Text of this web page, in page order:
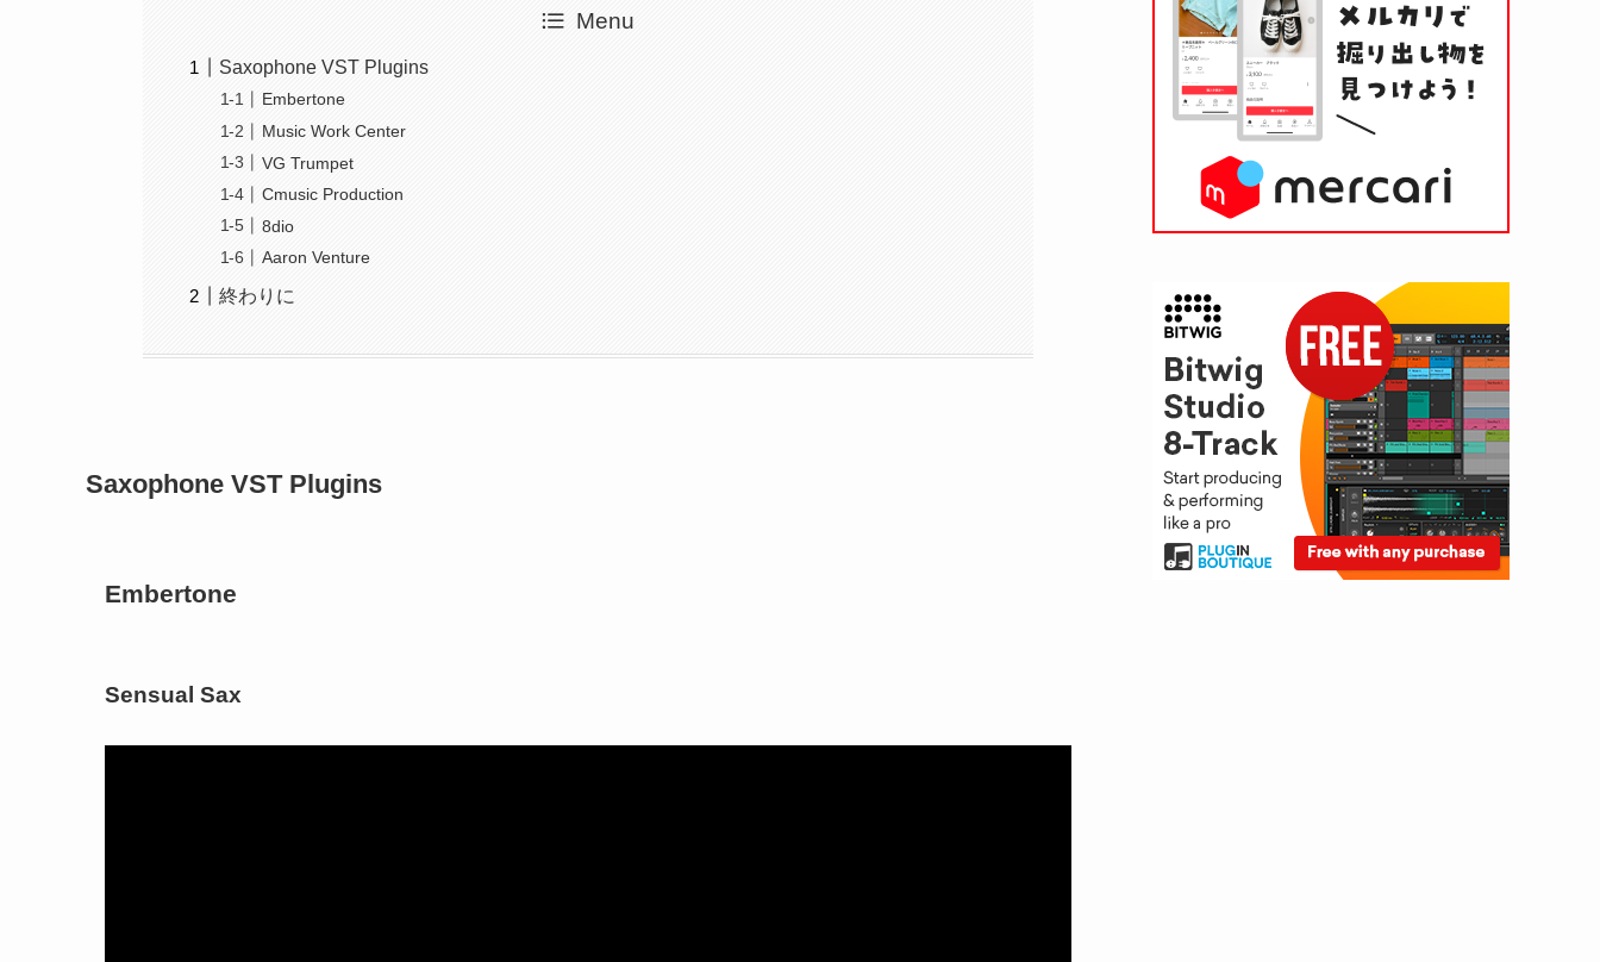
Menu
Saxophone VST Plugins
Embertone
Music Work Center
VG Trumpet
Cmusic Production
8dio
Aaron Venture
終わりに
Saxophone VST Plugins
Embertone
Sensual Sax